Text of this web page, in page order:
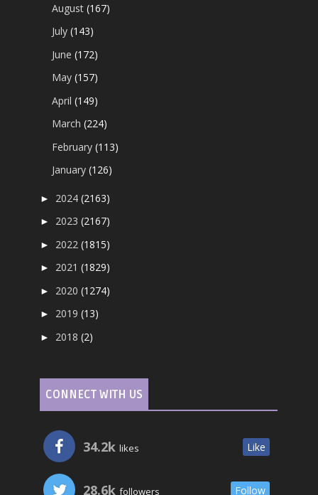
August(167)
July(143)
June(172)
May(157)
April(149)
March(224)
February(113)
January(126)
► 2024(2163)
► 2023(2167)
► 2022(1815)
► 2021(1829)
► 2020(1274)
► 2019(13)
► 2018(2)
CONNECT WITH US
34.2k likes Like
28.6k followers Follow